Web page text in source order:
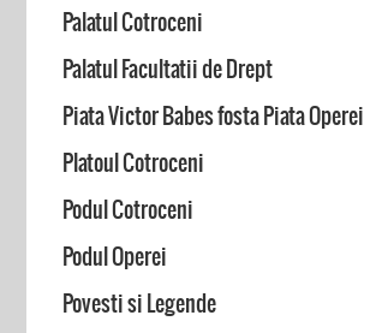
Palatul Cotroceni
Palatul Facultatii de Drept
Piata Victor Babes fosta Piata Operei
Platoul Cotroceni
Podul Cotroceni
Podul Operei
Povesti si Legende